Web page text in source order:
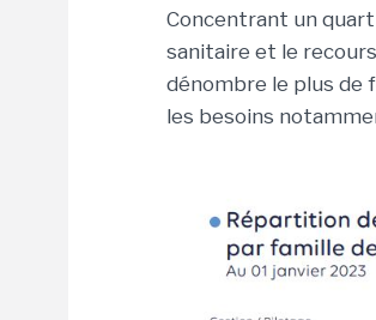
Concentrant un
sanitaire et le
dénombre le plus de
les besoins